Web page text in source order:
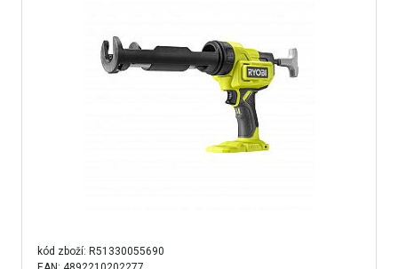
kód zboží: R51330055690